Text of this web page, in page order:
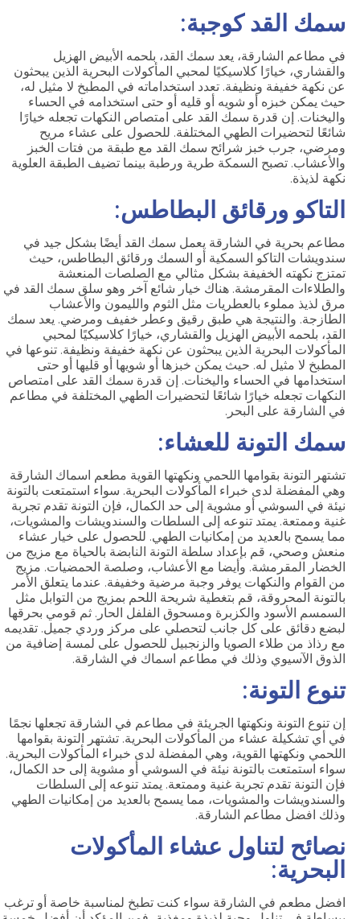
سمك القد كوجبة:
في مطاعم الشارقة، يعد سمك القد، بلحمه الأبيض الهزيل
والقشاري، خيارًا كلاسيكيًا لمحبي المأكولات البحرية الذين يبحثون
عن نكهة خفيفة ونظيفة. تعدد استخداماته في المطبخ لا مثيل له،
حيث يمكن خبزه أو شويه أو قليه أو حتى استخدامه في الحساء
واليخنات. إن قدرة سمك القد على امتصاص النكهات تجعله خيارًا
شائعًا لتحضيرات الطهي المختلفة. للحصول على عشاء مريح
ومرضي، جرب خبز شرائح سمك القد مع طبقة من فتات الخبز
والأعشاب. تصبح السمكة طرية ورطبة بينما تضيف الطبقة العلوية
نكهة لذيذة.
التاكو ورقائق البطاطس:
مطاعم بحرية في الشارقة يعمل سمك القد أيضًا بشكل جيد في
سندويشات التاكو السمكية أو السمك ورقائق البطاطس، حيث
تمتزج نكهته الخفيفة بشكل مثالي مع الصلصات المنعشة
والطلاءات المقرمشة. هناك خيار شائع آخر وهو سلق سمك القد في
مرق لذيذ مملوء بالعطريات مثل الثوم والليمون والأعشاب
الطازجة. والنتيجة هي طبق رقيق وعطر خفيف ومرضي. يعد سمك
القد، بلحمه الأبيض الهزيل والقشاري، خيارًا كلاسيكيًا لمحبي
المأكولات البحرية الذين يبحثون عن نكهة خفيفة ونظيفة. تنوعها في
المطبخ لا مثيل له. حيث يمكن خبزها أو شويها أو قليها أو حتى
استخدامها في الحساء واليخنات. إن قدرة سمك القد على امتصاص
النكهات تجعله خيارًا شائعًا لتحضيرات الطهي المختلفة في مطاعم
في الشارقة على البحر.
سمك التونة للعشاء:
تشتهر التونة بقوامها اللحمي ونكهتها القوية مطعم اسماك الشارقة
وهي المفضلة لدى خبراء المأكولات البحرية. سواء استمتعت بالتونة
نيئة في السوشي أو مشوية إلى حد الكمال، فإن التونة تقدم تجربة
غنية وممتعة. يمتد تنوعه إلى السلطات والسندويشات والمشويات،
مما يسمح بالعديد من إمكانيات الطهي. للحصول على خيار عشاء
منعش وصحي، قم بإعداد سلطة التونة النابضة بالحياة مع مزيج من
الخضار المقرمشة. وأيضا مع الأعشاب، وصلصة الحمضيات. مزيج
من القوام والنكهات يوفر وجبة مرضية وخفيفة. عندما يتعلق الأمر
بالتونة المحروقة، قم بتغطية شريحة اللحم بمزيج من التوابل مثل
السمسم الأسود والكزبرة ومسحوق الفلفل الحار. ثم قومي بحرقها
لبضع دقائق على كل جانب لتحصلي على مركز وردي جميل. تقديمه
مع رذاذ من طلاء الصويا والزنجبيل للحصول على لمسة إضافية من
الذوق الآسيوي وذلك في مطاعم اسماك في الشارقة.
تنوع التونة:
إن تنوع التونة ونكهتها الجريئة في مطاعم في الشارقة تجعلها نجمًا
في أي تشكيلة عشاء من المأكولات البحرية. تشتهر التونة بقوامها
اللحمي ونكهتها القوية، وهي المفضلة لدى خبراء المأكولات البحرية.
سواء استمتعت بالتونة نيئة في السوشي أو مشوية إلى حد الكمال،
فإن التونة تقدم تجربة غنية وممتعة. يمتد تنوعه إلى السلطات
والسندويشات والمشويات، مما يسمح بالعديد من إمكانيات الطهي
وذلك افضل مطاعم الشارقة.
نصائح لتناول عشاء المأكولات
البحرية:
افضل مطعم في الشارقة سواء كنت تطبخ لمناسبة خاصة أو ترغب